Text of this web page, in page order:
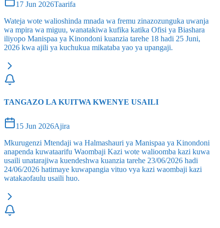
17 Jun 2026Taarifa
Wateja wote walioshinda mnada wa fremu zinazozunguka uwanja
wa mpira wa miguu, wanatakiwa kufika katika Ofisi ya Biashara
iliyopo Manispaa ya Kinondoni kuanzia tarehe 18 hadi 25 Juni,
2026 kwa ajili ya kuchukua mikataba yao ya upangaji.
TANGAZO LA KUITWA KWENYE USAILI
15 Jun 2026Ajira
Mkurugenzi Mtendaji wa Halmashauri ya Manispaa ya Kinondoni
anapenda kuwataarifu Waombaji Kazi wote walioomba kazi kuwa
usaili unatarajiwa kuendeshwa kuanzia tarehe 23/06/2026 hadi
24/06/2026 hatimaye kuwapangia vituo vya kazi waombaji kazi
watakaofaulu usaili huo.